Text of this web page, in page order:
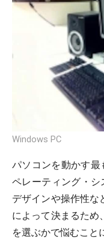
Windows PC
パソコンを動かす最
ペレーティング・シ
デザインや操作性な
によって決まるため
を選ぶかで悩むこと